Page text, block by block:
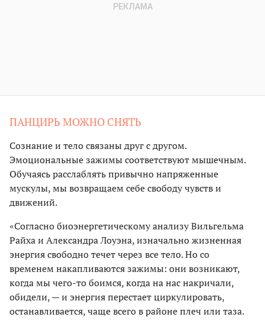
ПАНЦИРЬ МОЖНО СНЯТЬ
Сознание и тело связаны друг с другом.
Эмоциональные зажимы соответствуют мышечным.
Обучаясь расслаблять привычно напряженные
мускулы, мы возвращаем себе свободу чувств и
движений.
«Согласно биоэнергетическому анализу Вильгельма
Райха и Александра Лоуэна, изначально жизненная
энергия свободно течет через все тело. Но со
временем накапливаются зажимы: они возникают,
когда мы чего-то боимся, когда на нас накричали,
обидели, — и энергия перестает циркулировать,
останавливается, чаще всего в районе плеч или таза.